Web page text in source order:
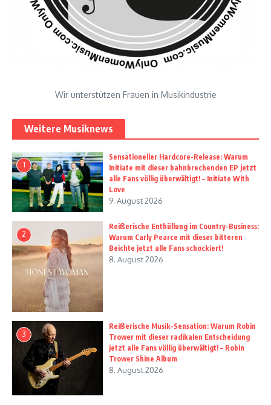
Wir unterstützen Frauen in Musikindustrie
Weitere Musiknews
1
Sensationeller Hardcore-Release: Warum
Initiate mit dieser bahnbrechenden EP jetzt
alle Fans völlig überwältigt! – Initiate With
Love
9. August 2026
2
Reißerische Enthüllung im Country-Business:
Warum Carly Pearce mit dieser bitteren
Beichte jetzt alle Fans schockiert!
8. August 2026
3
Reißerische Musik-Sensation: Warum Robin
Trower mit dieser radikalen Entscheidung
jetzt alle Fans völlig überwältigt! – Robin
Trower Shine Album
8. August 2026